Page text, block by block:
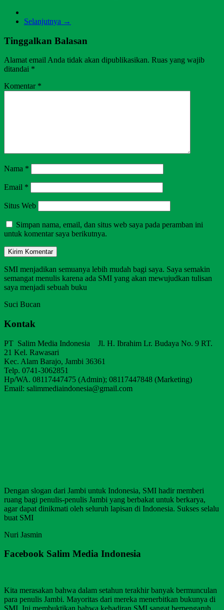
Selanjutnya →
Tinggalkan Balasan
Alamat email Anda tidak akan dipublikasikan. Ruas yang wajib
ditandai *
Komentar *
Nama *
Email *
Situs Web
Simpan nama, email, dan situs web saya pada peramban ini
untuk komentar saya berikutnya.
SMI menjadikan semuanya lebih mudah bagi saya. Saya semakin
semangat menulis karena ada SMI yang akan mewujudkan tulisan
saya menjadi sebuah buku
Suci Bucan
Kontak
PT Salim Media Indonesia Jl. H. Ibrahim Lr. Budaya No. 9 RT.
21 Kel. Rawasari
Kec. Alam Barajo, Jambi 36361
Telp. 0741-3062851
Hp/WA. 08117447475 (Admin); 08117447848 (Marketing)
Email: salimmediaindonesia@gmail.com
Dengan slogan dari Jambi untuk Indonesia, SMI hadir memberi
ruang bagi penulis-penulis Jambi yang berbakat untuk berkarya,
agar dapat dinikmati oleh seluruh lapisan di Indonesia. Sukses selalu
buat SMI
Nuri Jasmin
Facebook Salim Media Indonesia
Kita merasakan bahwa dalam setahun terakhir banyak bermunculan
para penulis Jambi. Mayoritas dari mereka menerbitkan bukunya di